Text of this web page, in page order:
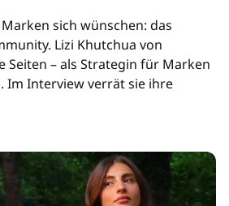
sich wünschen: das
Lizi Khutchua von
Seiten – als Strategin für Marken
Im Interview verrät sie ihre